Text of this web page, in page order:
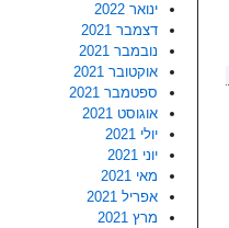
ינואר 2022
דצמבר 2021
נובמבר 2021
אוקטובר 2021
ספטמבר 2021
אוגוסט 2021
יולי 2021
יוני 2021
מאי 2021
אפריל 2021
מרץ 2021